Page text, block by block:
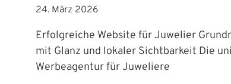
24. März 2026
Erfolgreiche Website für Juwelier
mit Glanz und lokaler Sichtbarkeit Die
Werbeagentur für Juweliere